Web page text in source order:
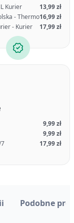
Kurier
13,99 zł
- Thermo16,99 zł
- Kurier
17,99 zł
9,99 zł
9,99 zł
17,99 zł
Podobne